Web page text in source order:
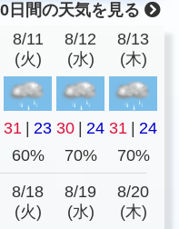
日間の天気を見る
8/11
(火)
8/12
(水)
8/13
(木)
31 | 23 30 | 24 31 | 24
60% 70% 70%
8/18
(火)
8/19
(水)
8/20
(木)